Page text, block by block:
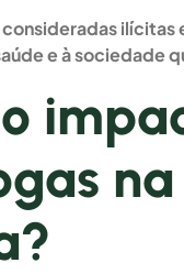
ilícitas
e à sociedade